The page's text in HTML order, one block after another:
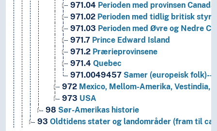
971.04 Perioden med provinsen
971.02 Perioden med tidlig britisk
971.03 Perioden med Øvre og Nedre
971.7 Prince Edward Island
971.2 Prærieprovinsene
971.4 Quebec
971.0049457 Samer (europeisk folk)--
972 Mexico, Mellom-Amerika, Vestindia,
973 USA
98 Sør-Amerikas historie
93 Oldtidens stater og landområder (fram til